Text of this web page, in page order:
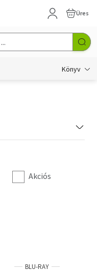
Üres
Könyv
Akciós
BLU-RAY